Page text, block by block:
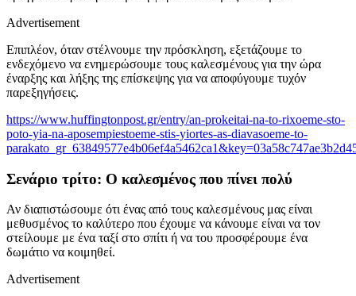
Advertisement
Επιπλέον, όταν στέλνουμε την πρόσκληση, εξετάζουμε το
ενδεχόμενο να ενημερώσουμε τους καλεσμένους για την ώρα
έναρξης και λήξης της επίσκεψης για να αποφύγουμε τυχόν
παρεξηγήσεις.
https://www.huffingtonpost.gr/entry/an-prokeitai-na-to-rixoeme-sto-
poto-yia-na-aposempiestoeme-stis-yiortes-as-diavasoeme-to-
Σενάριο τρίτο: Ο καλεσμένος που πίνει πολύ
Αν διαπιστώσουμε ότι ένας από τους καλεσμένους μας είναι
μεθυσμένος το καλύτερο που έχουμε να κάνουμε είναι να τον
στείλουμε με ένα ταξί στο σπίτι ή να του προσφέρουμε ένα
δωμάτιο να κοιμηθεί.
Advertisement